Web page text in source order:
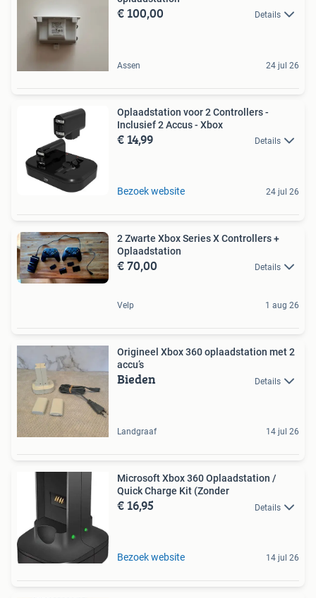
€ 100,00 Details
Assen 24 jul 26
Oplaadstation voor 2 Controllers -
Inclusief 2 Accus - Xbox
€ 14,99 Details
Bezoek website 24 jul 26
2 Zwarte Xbox Series X Controllers +
Oplaadstation
€ 70,00 Details
Velp 1 aug 26
Origineel Xbox 360 oplaadstation met 2
accu’s
Bieden Details
Landgraaf 14 jul 26
Microsoft Xbox 360 Oplaadstation /
Quick Charge Kit (Zonder
€ 16,95 Details
Bezoek website 14 jul 26